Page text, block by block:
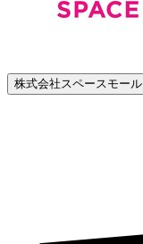
株式会社スペースモール